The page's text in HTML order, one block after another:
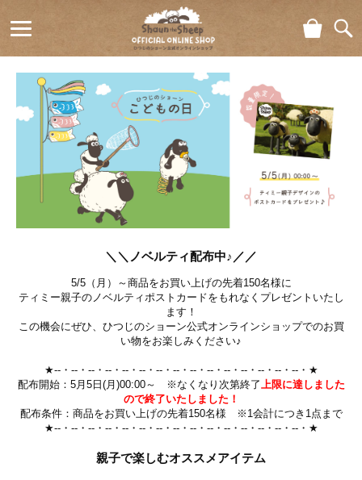
ひつじの
ショーン
公式オン
ラインシ
ョップ
Shaun
Online
Shop
ト
＼＼ノベルティ配布中♪／／
5/5（月）～商品をお買い上げの先着150名様に
ティミー親子のノベルティポストカードをもれなくプレゼントいたし
ます！
この機会にぜひ、ひつじのショーン公式オンラインショップでのお買
い物をお楽しみください♪
★--・--・--・--・--・--・--・--・--・--・--・--・--・--・--・★
配布開始：5月5日(月)00:00～ ※なくなり次第終了 上限に達しました
ので終了いたしました！
配布条件：商品をお買い上げの先着150名様 ※1会計につき1点まで
★--・--・--・--・--・--・--・--・--・--・--・--・--・--・--・★
親子で楽しむオススメアイテム